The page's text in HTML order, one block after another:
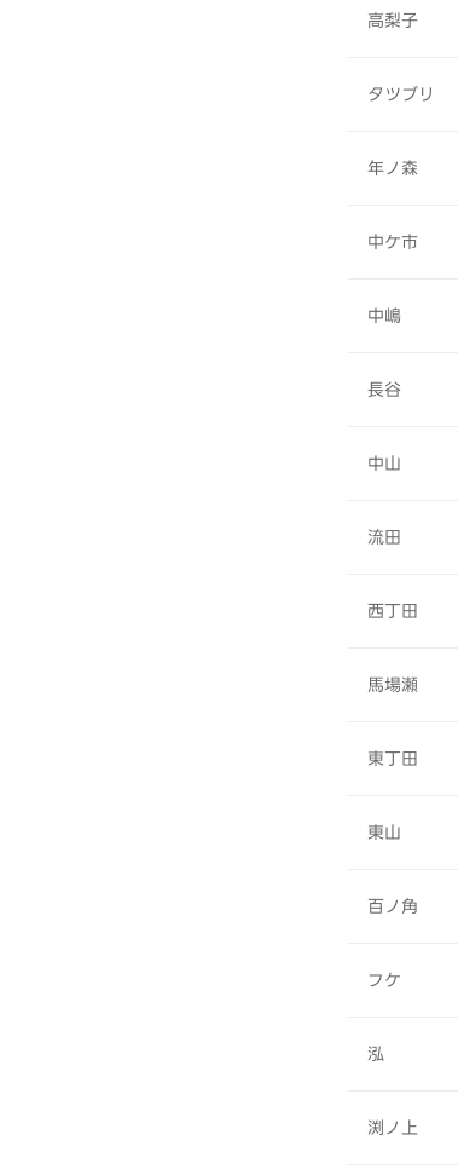
高梨子
タツブリ
年ノ森
中ケ市
中嶋
長谷
中山
流田
西丁田
馬場瀬
東丁田
東山
百ノ角
フケ
泓
渕ノ上